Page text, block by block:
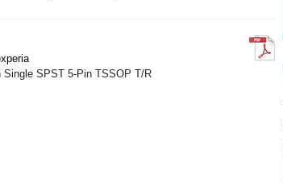
Single SPST 5-Pin TSSOP T/R